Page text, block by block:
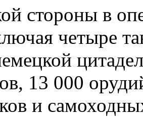
стороны в
четыре
13 000
и